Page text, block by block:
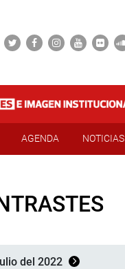
AGENDA NOTICIAS
del 2022